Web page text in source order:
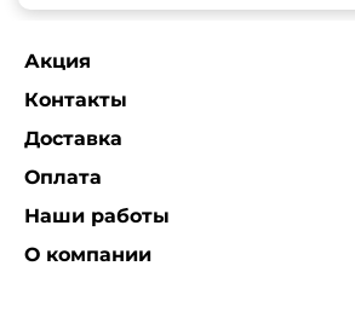
Акция
Контакты
Доставка
Оплата
Наши работы
О компании